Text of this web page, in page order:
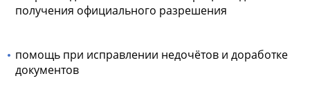
получения официального разрешения
помощь при исправлении недочётов и доработке
документов